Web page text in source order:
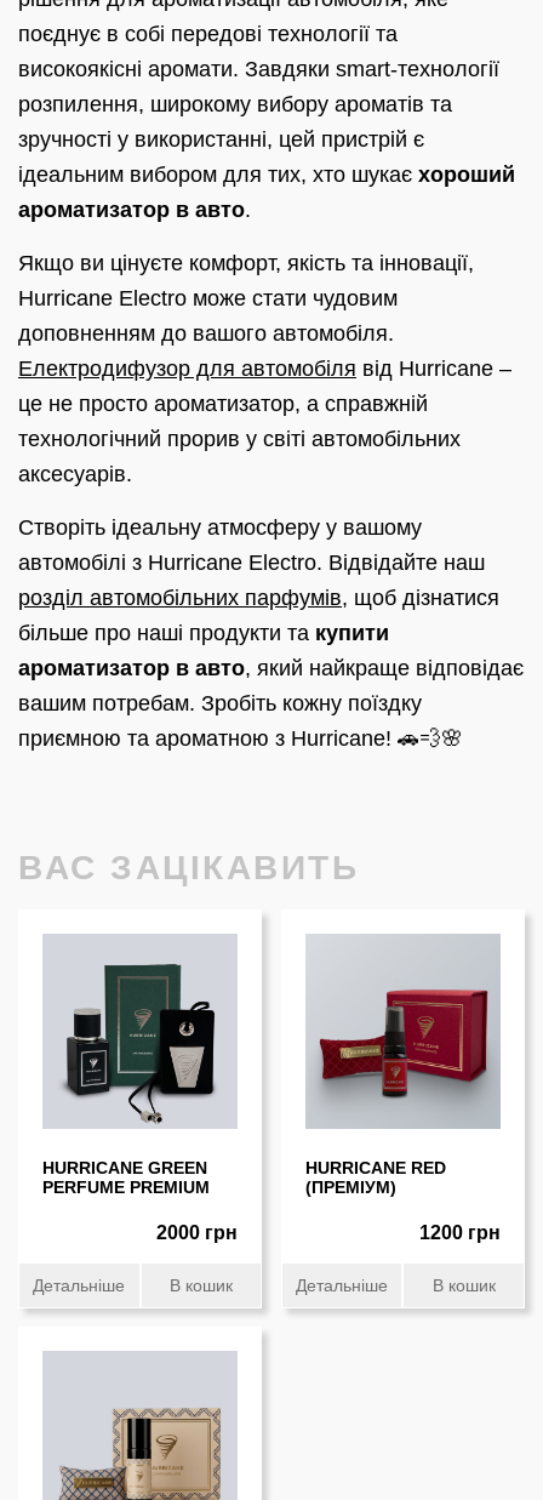
поєднує в собі передові технології та
високоякісні аромати. Завдяки smart-технології
розпилення, широкому вибору ароматів та
зручності у використанні, цей пристрій є
ідеальним вибором для тих, хто шукає хороший
ароматизатор в авто.
Якщо ви цінуєте комфорт, якість та інновації,
Hurricane Electro може стати чудовим
доповненням до вашого автомобіля.
Електродифузор для автомобіля від Hurricane –
це не просто ароматизатор, а справжній
технологічний прорив у світі автомобільних
аксесуарів.
Створіть ідеальну атмосферу у вашому
автомобілі з Hurricane Electro. Відвідайте наш
розділ автомобільних парфумів, щоб дізнатися
більше про наші продукти та купити
ароматизатор в авто, який найкраще відповідає
вашим потребам. Зробіть кожну поїздку
приємною та ароматною з Hurricane! 🚗💨🌸
ВАС ЗАЦІКАВИТЬ
HURRICANE GREEN
PERFUME PREMIUM
2000 грн
Детальніше В кошик
HURRICANE RED
(ПРЕМIУМ)
1200 грн
Детальніше В кошик